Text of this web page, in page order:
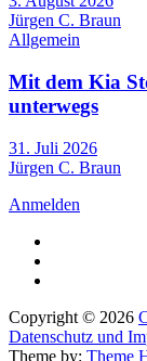
Jürgen C. Braun
Allgemein
Mit dem Kia
unterwegs
31. Juli 2026
Jürgen C. Braun
Anmelden
Copyright © 2026
Datenschutz und
Theme by: Theme